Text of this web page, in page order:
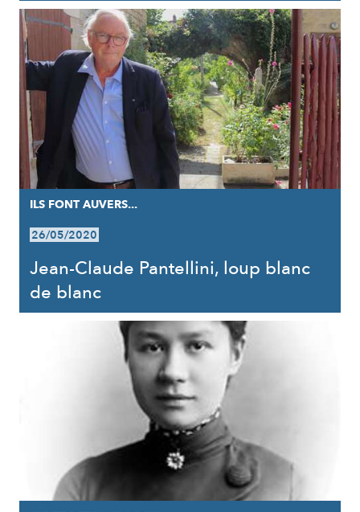
ILS FONT AUVERS...
26/05/2020
Jean-Claude Pantellini, loup blanc
de blanc